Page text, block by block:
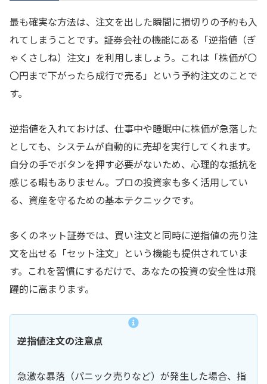
最も確実な方法は、注文を出した瞬間に損切りの予約も入
れてしまうことです。証券会社の機能にある「逆指値（ぎ
ゃくさしね）注文」を利用しましょう。これは「株価が〇
〇円まで下がったら成行で売る」という予約注文のことで
す。
逆指値を入れておけば、仕事中や睡眠中に株価が急落した
としても、システムが自動的に売却を実行してくれます。
自分の手でボタンを押す必要がないため、心理的な抵抗を
感じる暇もありません。プロの投資家も多く活用してい
る、資産を守るための基本テクニックです。
多くのネット証券では、買い注文と同時に逆指値の売り注
文を出せる「セット注文」という機能も提供されていま
す。これを習慣にするだけで、あなたの投資の安全性は飛
躍的に高まります。
逆指値注文の注意点
急激な暴落（パニック売りなど）が発生した場合、指